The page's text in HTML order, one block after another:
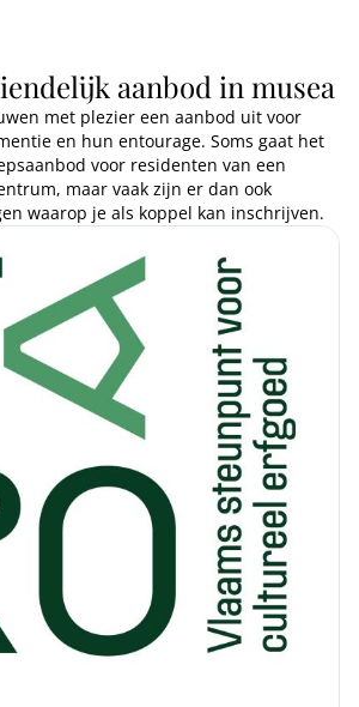
aanbod in musea
met plezier een aanbod uit voor
en hun entourage. Soms gaat het
voor residenten van een
maar vaak zijn er dan ook
waarop je als koppel kan inschrijven.